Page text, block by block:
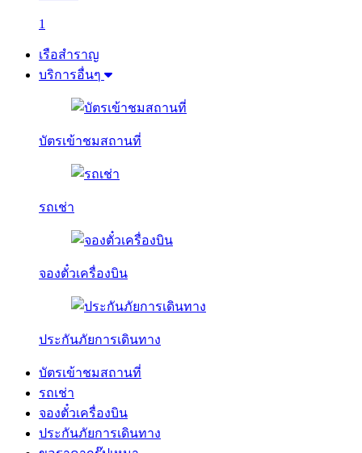
1
เรือสำราญ
บริการอื่นๆ
บัตรเข้าชมสถานที่
รถเช่า
จองตั๋วเครื่องบิน
ประกันภัยการเดินทาง
บัตรเข้าชมสถานที่
รถเช่า
จองตั๋วเครื่องบิน
ประกันภัยการเดินทาง